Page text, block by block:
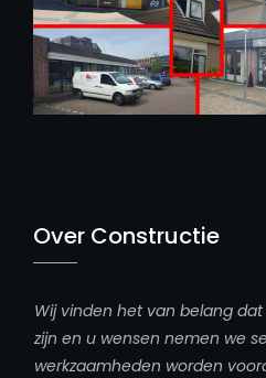
Over Constructie
Wij vinden het van belang
zijn en u wensen nemen we
werkzaamheden worden